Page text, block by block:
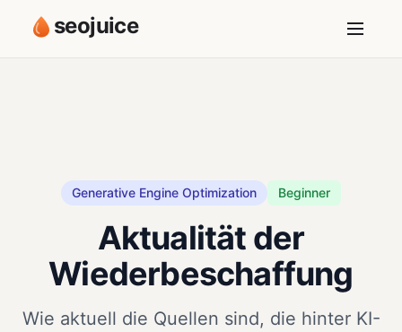
seojuice
Generative Engine Optimization Beginner
Aktualität der
Wiederbeschaffung
Wie aktuell die Quellen sind, die hinter KI-